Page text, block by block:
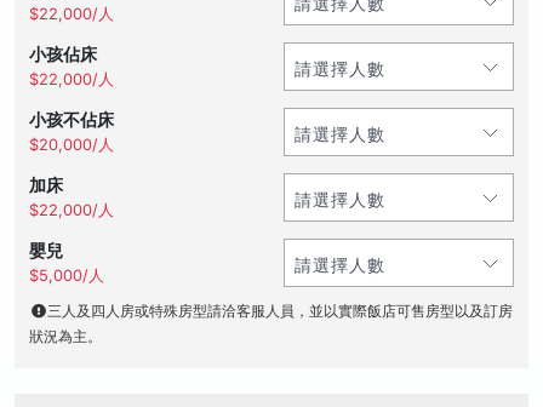
$22,000/人
小孩佔床
$22,000/人
小孩不佔床
$20,000/人
加床
$22,000/人
嬰兒
$5,000/人
三人及四人房或特殊房型請洽客服人員，並以實際飯店可售房型以及訂房
狀況為主。